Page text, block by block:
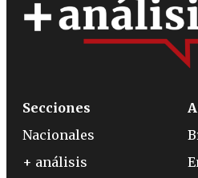
Secciones
Nacionales
+ análisis